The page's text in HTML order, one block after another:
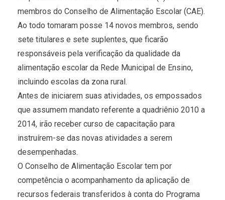
membros do Conselho de Alimentação Escolar (CAE).
Ao todo tomaram posse 14 novos membros, sendo
sete titulares e sete suplentes, que ficarão
responsáveis pela verificação da qualidade da
alimentação escolar da Rede Municipal de Ensino,
incluindo escolas da zona rural.
Antes de iniciarem suas atividades, os empossados
que assumem mandato referente a quadriênio 2010 a
2014, irão receber curso de capacitação para
instruírem-se das novas atividades a serem
desempenhadas.
O Conselho de Alimentação Escolar tem por
competência o acompanhamento da aplicação de
recursos federais transferidos à conta do Programa